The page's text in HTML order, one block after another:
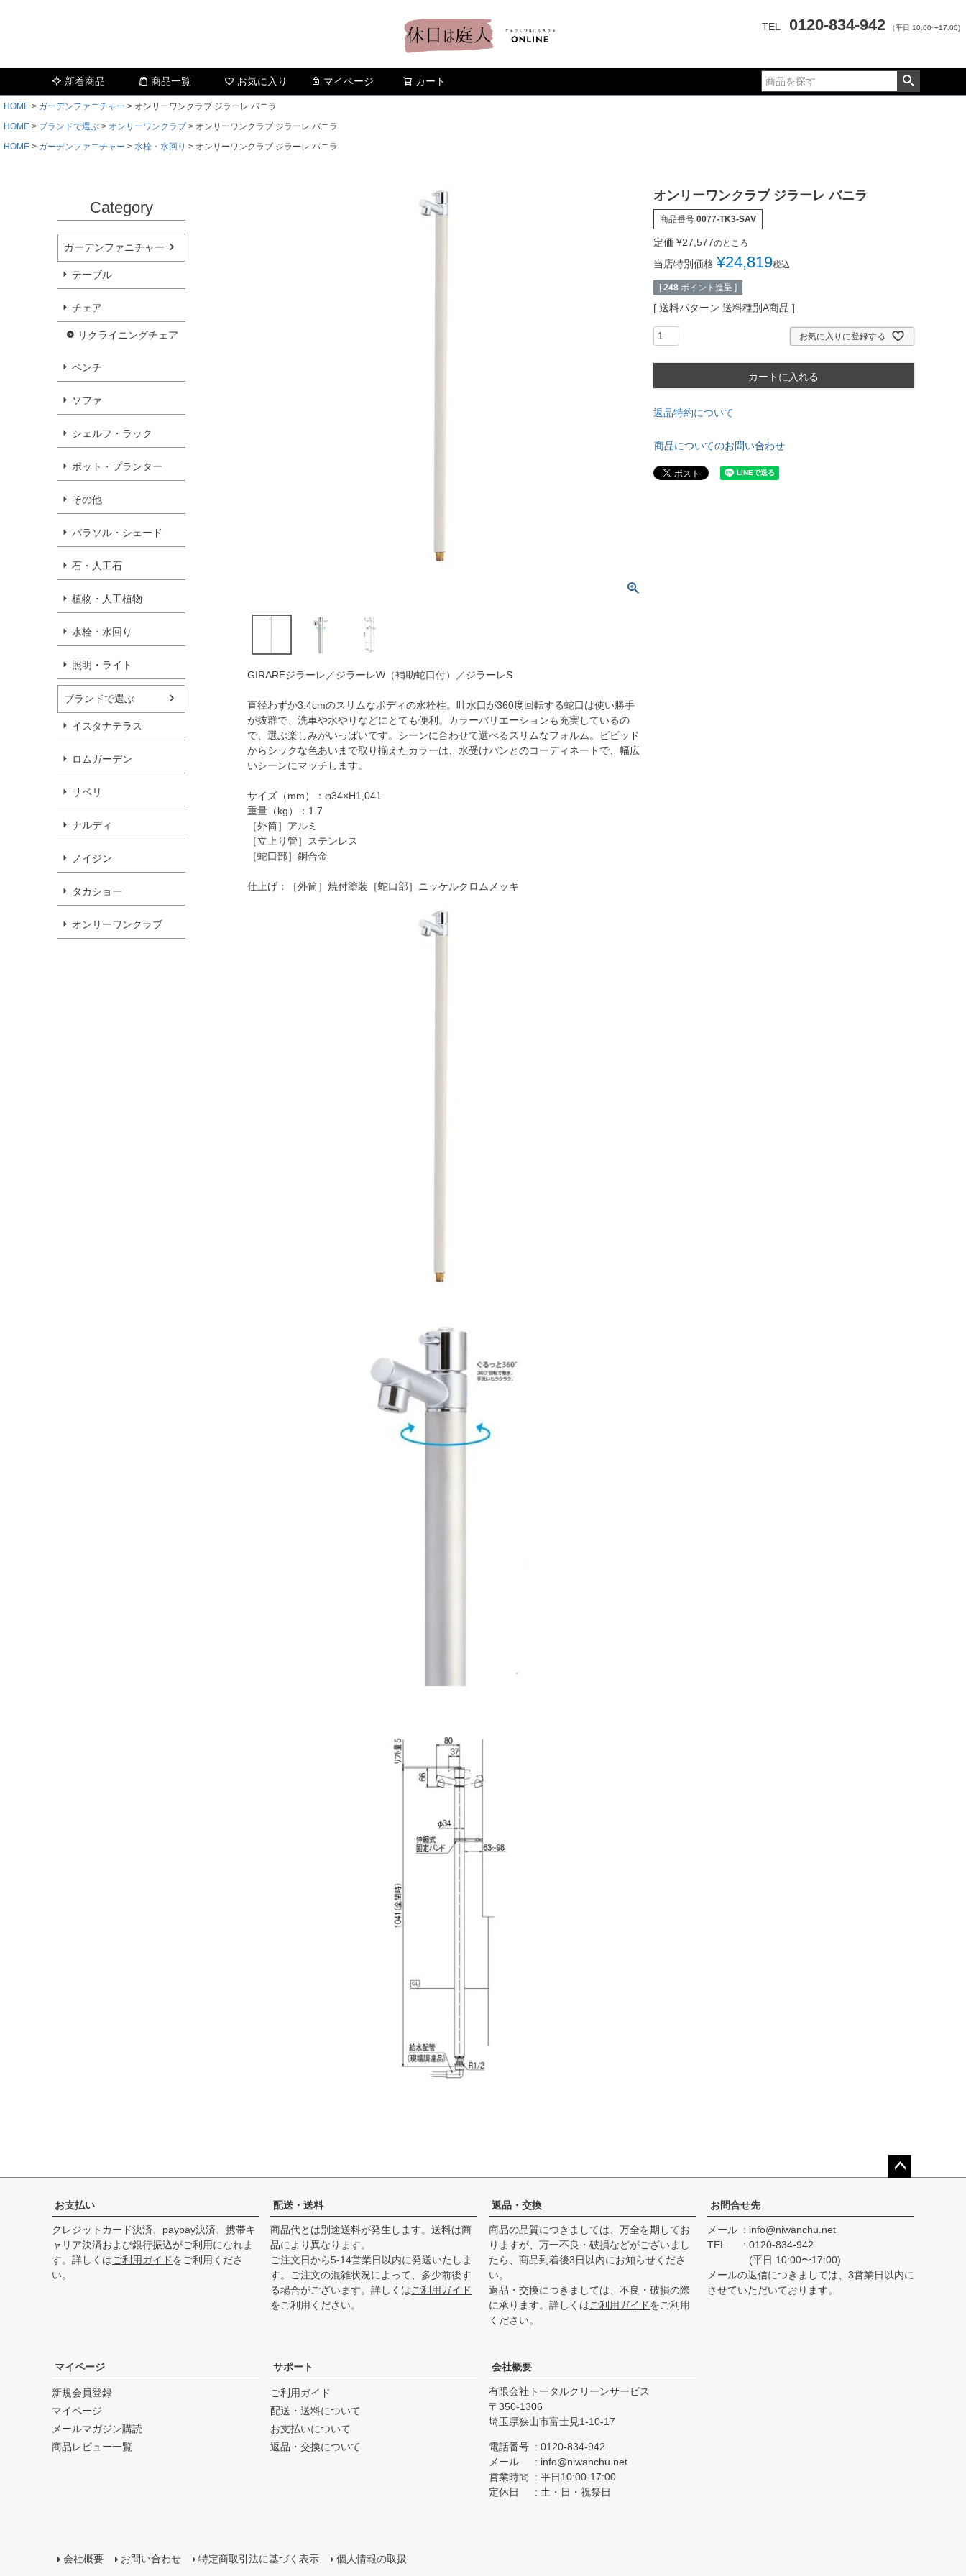
TEL 0120-834-942 （平日 10:00〜17:00)
新着商品 商品一覧 お気に入り マイページ カート
HOME ガーデンファニチャー
オンリーワンクラブ ジラーレ バニラ
HOME
ブランドで選ぶ オンリーワンクラブ
オンリーワンクラブ ジラーレ バニラ
HOME
ガーデンファニチャー 水栓・水回り オンリーワンクラブ ジラーレ バニラ
Category
ガーデンファニチャー
テーブル
チェア
リクライニングチェア
ベンチ
ソファ
シェルフ・ラック
ポット・プランター
その他
パラソル・シェード
石・人工石
植物・人工植物
水栓・水回り
照明・ライト
ブランドで選ぶ
イスタナテラス
ロムガーデン
サベリ
ナルディ
ノイジン
タカショー
オンリーワンクラブ
GIRAREジラーレ／ジラーレW（補助蛇口付）／ジラーレS
直径わずか3.4cmのスリムなボディの水栓柱。吐水口が360度回転する蛇口は使い勝手
が抜群で、洗車や水やりなどにとても便利。カラーバリエーションも充実しているの
で、選ぶ楽しみがいっぱいです。シーンに合わせて選べるスリムなフォルム。ビビッド
からシックな色あいまで取り揃えたカラーは、水受けパンとのコーディネートで、幅広
いシーンにマッチします。
サイズ（mm）：φ34×H1,041
重量（kg）：1.7
［外筒］アルミ
［立上り管］ステンレス
［蛇口部］銅合金
仕上げ：［外筒］焼付塗装［蛇口部］ニッケルクロムメッキ
オンリーワンクラブ ジラーレ バニラ
商品番号 0077-TK3-SAV
定価 ¥27,577のところ
当店特別価格 ¥24,819税込
[ 248 ポイント進呈 ]
送料パターン 送料種別A商品
お気に入りに登録する
カートに入れる
返品特約について
商品についてのお問い合わせ
ップ
お支払い
クレジットカード決済、paypay決済、携帯キ
ャリア決済および銀行振込がご利用になれま
す。詳しくはご利用ガイドをご利用くださ
い。
配送・送料
商品代とは別途送料が発生します。送料は商
品により異なります。
ご注文日から5-14営業日以内に発送いたしま
す。ご注文の混雑状況によって、多少前後す
る場合がございます。詳しくはご利用ガイド
をご利用ください。
返品・交換
商品の品質につきましては、万全を期してお
りますが、万一不良・破損などがございまし
たら、商品到着後3日以内にお知らせくださ
い。
返品・交換につきましては、不良・破損の際
に承ります。詳しくはご利用ガイドをご利用
ください。
お問合せ先
メール
info@niwanchu.net
TEL
0120-834-942
(平日 10:00〜17:00)
メールの返信につきましては、3営業日以内に
させていただいております。
マイページ
新規会員登録
マイページ
メールマガジン購読
商品レビュー一覧
サポート
ご利用ガイド
配送・送料について
お支払いについて
返品・交換について
会社概要
有限会社トータルクリーンサービス
350-1306
埼玉県狭山市富士見1-10-17
電話番号
0120-834-942
メール
info@niwanchu.net
営業時間
平日10:00-17:00
定休日
土・日・祝祭日
会社概要 お問い合わせ 特定商取引法に基づく表示 個人情報の取扱